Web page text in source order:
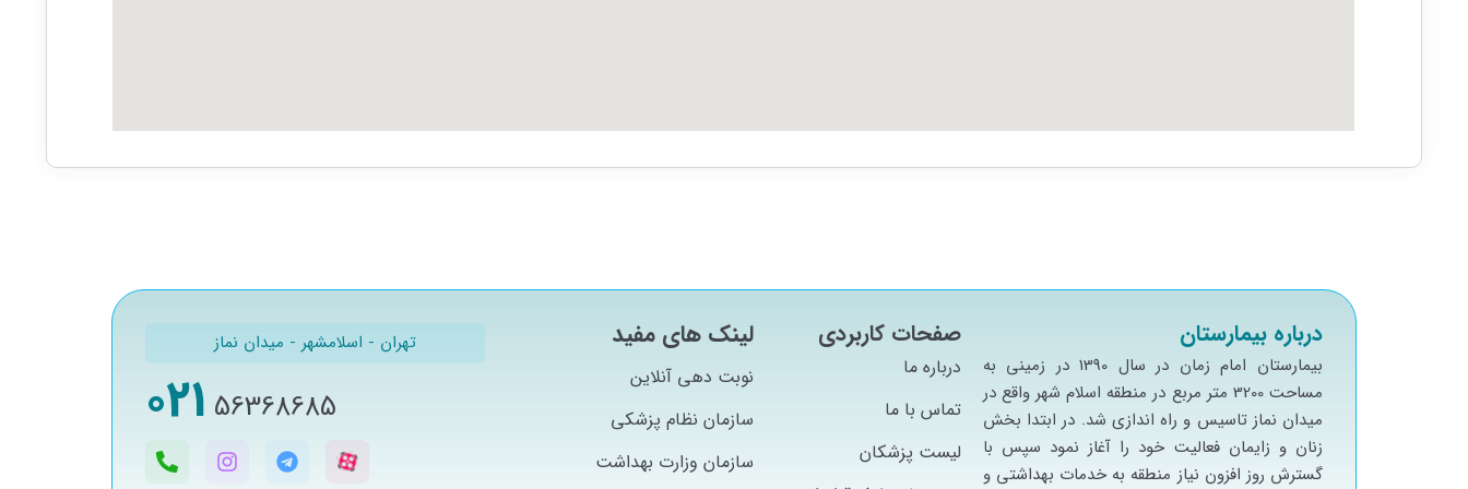
درباره بیمارستان
بيمارستان امام زمان در سال 1390 در زميني به
مساحت 3200 متر مربع در منطقه اسلام شهر واقع در
ميدان نماز تاسيس و راه اندازي شد. در ابتدا بخش
زنان و زايمان فعاليت خود را آغاز نمود سپس با
گسترش روز افزون نياز منطقه به خدمات بهداشتي و
صفحات کاربردی
درباره ما
تماس با ما
لیست پزشکان
لینک های مفید
نوبت دهی آنلاین
سازمان نظام پزشکی
سازمان وزارت بهداشت
تهران - اسلامشهر - میدان نماز
56368685
021